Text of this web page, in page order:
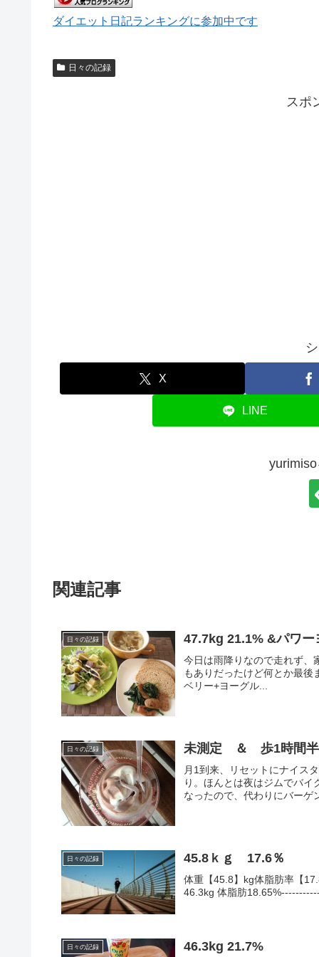
ダイエット日記ランキングに参加中です
日々の記録
スポ
X
LINE
関連記事
日々の記録 47.7kg 21.1% &パワー
今日は雨降りなので走れず、
もありだったけど何とか最
ベリー+ヨーグル...
日々の記録 未測定 ＆ 歩1時間半
月1到来、リセットにナイス
り。ほんとは夜はジムでバ
なったので、代わりにバーゲ
日々の記録 45.8ｋｇ 17.6％
体重【45.8】kg体脂肪率【
46.3kg 体脂肪
日々の記録 46.3kg 21.7%